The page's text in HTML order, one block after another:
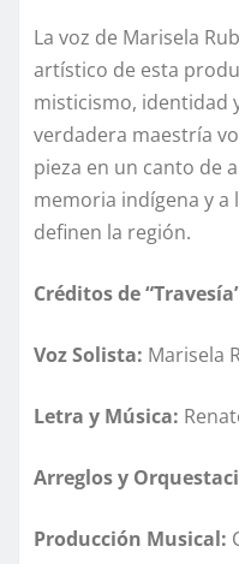
La voz de Marisela
artístico de esta
misticismo, identidad
verdadera maestría
pieza en un canto de
memoria indígena y
definen la región.
Créditos de
Voz Solista: Marisela
Letra y Música:
Arreglos y
Producción Musical: